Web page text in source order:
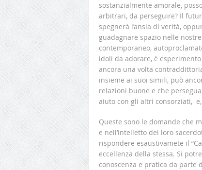
sostanzialmente amorale,
arbitrari, da perseguire? Il
spegnerà l’ansia di verità,
guadagnare spazio nelle
contemporaneo,
idoli da adorare, è
ancora una volta
insieme ai suoi simili, può
relazioni buone e che
aiuto con gli altri consorziati,
Queste sono le domande che
e nell’intelletto dei loro
rispondere esaustivamete il
eccellenza della stessa. Si
conoscenza e pratica da